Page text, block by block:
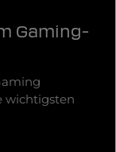
Gaming-
wichtigsten